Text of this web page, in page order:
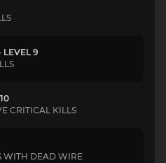
LEVEL 9
CRITICAL KILLS
WITH DEAD WIRE